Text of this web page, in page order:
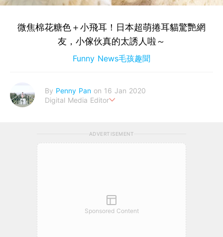
微焦棉花糖色＋小飛耳！日本超萌捲耳貓驚艷網
友，小傢伙真的太誘人啦～
Funny News毛孩趣聞
By Penny Pan on 16 Jan 2020
Digital Media Editor
ADVERTISEMENT
Sponsored Content